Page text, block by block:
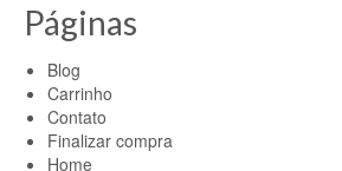
Páginas
Blog
Carrinho
Contato
Finalizar compra
Home